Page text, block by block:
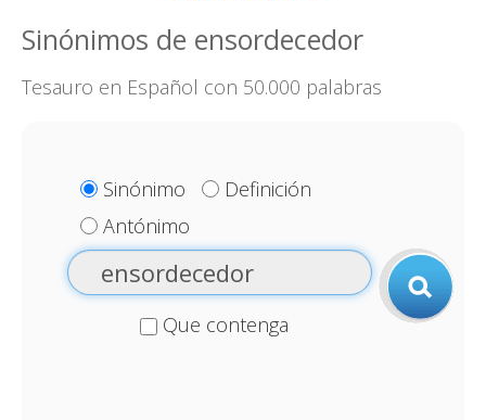
Sinónimos de ensordecedor
Tesauro en Español con 50.000 palabras
Sinónimo
Definición
Antónimo
Que contenga